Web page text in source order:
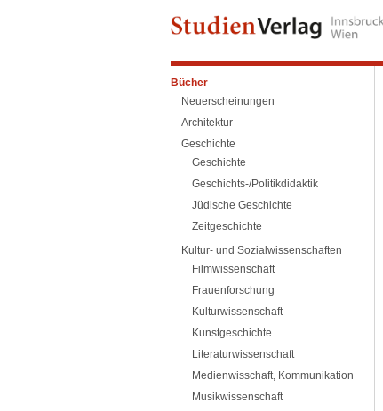
Bücher
Neuerscheinungen
Architektur
Geschichte
Geschichte
Geschichts-/Politikdidaktik
Jüdische Geschichte
Zeitgeschichte
Kultur- und Sozialwissenschaften
Filmwissenschaft
Frauenforschung
Kulturwissenschaft
Kunstgeschichte
Literaturwissenschaft
Medienwisschaft, Kommunikation
Musikwissenschaft